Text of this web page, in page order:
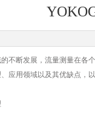
断发展，流量测量在各个
应用领域以及其优缺点，